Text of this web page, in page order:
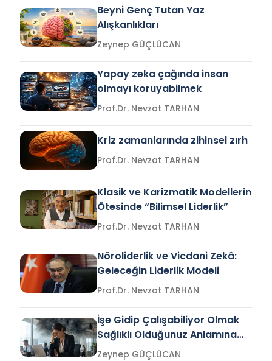
Beyni Genç Tutan Yaz
Alışkanlıkları
Zeynep GÜÇLÜCAN
Yapay zeka çağında insan
olmayı koruyabilmek
Prof.Dr. Nevzat TARHAN
Kriz zamanlarında zihinsel zırh
Prof.Dr. Nevzat TARHAN
Klasik ve Karizmatik Modellerin
Ötesinde “Bilimsel Liderlik”
Prof.Dr. Nevzat TARHAN
Nöroliderlik ve Vicdani Zekâ:
Geleceğin Liderlik Modeli
Prof.Dr. Nevzat TARHAN
İşe Gidip Çalışabiliyor Olmak
Sağlıklı Olduğunuz Anlamına
Gelir mi?Zeynep GÜÇLÜCAN